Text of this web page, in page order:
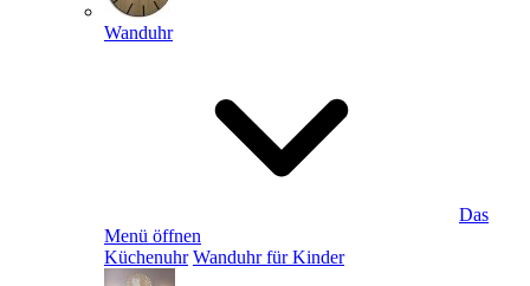
Wanduhr
Das
Menü öffnen
Küchenuhr Wanduhr für Kinder